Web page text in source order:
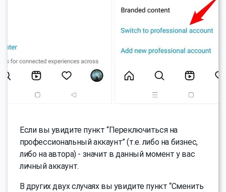
Если вы увидите пункт “Переключиться на
профессиональный аккаунт” (т.е. либо на бизнес,
либо на автора) - значит в данный момент у вас
личный аккаунт.
В других двух случаях вы увидите пункт “Сменить